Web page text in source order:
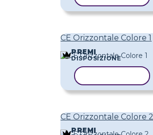
CE Orizzontale Colore 1
PREMI
DISPOSIZIONE
CE Orizzontale Colore 2
PREMI